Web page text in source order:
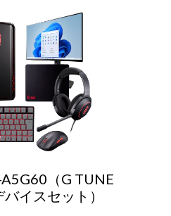
（G TUNE
イスセット）